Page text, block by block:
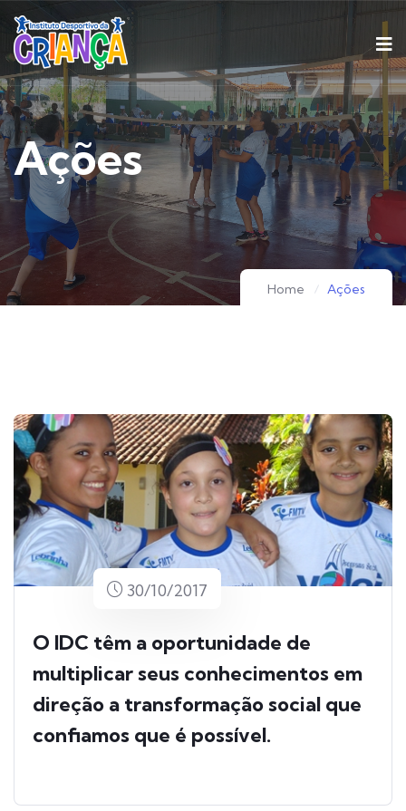
Ações
Home Ações
30/10/2017
O IDC têm a oportunidade de
multiplicar seus conhecimentos em
direção a transformação social que
confiamos que é possível.